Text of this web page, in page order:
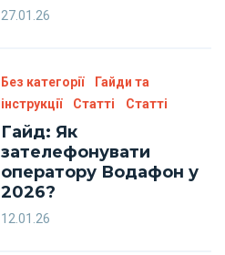
27.01.26
Без категорії
Гайди та
інструкції
Статті Статті
Гайд: Як
зателефонувати
оператору Водафон у
2026?
12.01.26